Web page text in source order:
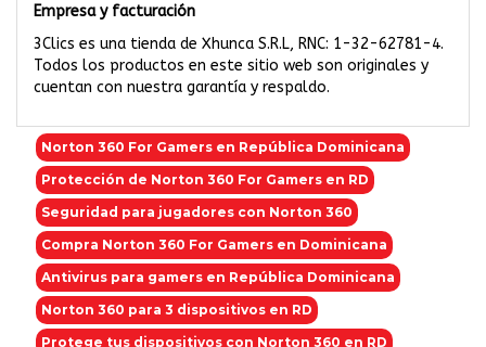
Empresa y facturación
3Clics es una tienda de Xhunca S.R.L, RNC: 1-32-62781-4.
Todos los productos en este sitio web son originales y
cuentan con nuestra garantía y respaldo.
Norton 360 For Gamers en República Dominicana
Protección de Norton 360 For Gamers en RD
Seguridad para jugadores con Norton 360
Compra Norton 360 For Gamers en Dominicana
Antivirus para gamers en República Dominicana
Norton 360 para 3 dispositivos en RD
Protege tus dispositivos con Norton 360 en RD